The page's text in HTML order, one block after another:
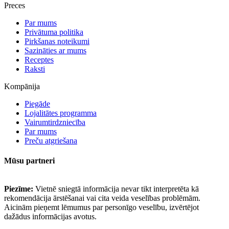
Preces
Par mums
Privātuma politika
Pirkšanas noteikumi
Sazināties ar mums
Receptes
Raksti
Kompānija
Piegāde
Lojalitātes programma
Vairumtirdzniecība
Par mums
Preču atgriešana
Mūsu partneri
Piezīme: Vietnē sniegtā informācija nevar tikt interpretēta kā
rekomendācija ārstēšanai vai cita veida veselības problēmām.
Aicinām pieņemt lēmumus par personīgo veselību, izvērtējot
dažādus informācijas avotus.